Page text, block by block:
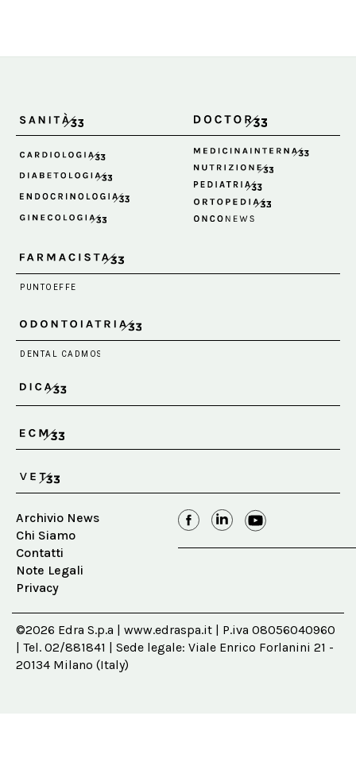
Archivio News
Chi Siamo
Contatti
Note Legali
Privacy
©2026 Edra S.p.a | www.edraspa.it | P.iva 08056040960
| Tel. 02/881841 | Sede legale: Viale Enrico Forlanini 21 -
20134 Milano (Italy)